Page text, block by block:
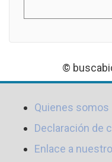
©
Quienes somos
Declaración de
Enlace a